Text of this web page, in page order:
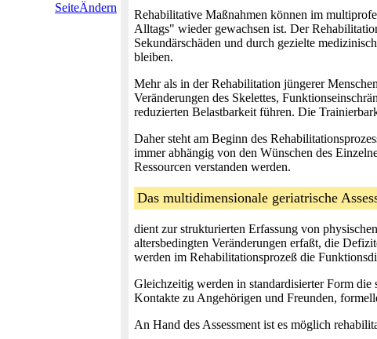
SeiteÄndern
Rehabilitative Maßnahmen können im
Alltags" wieder gewachsen ist. Der
Sekundärschäden und durch gezielte
bleiben.
Mehr als in der Rehabilitation jüngerer
Veränderungen des Skelettes,
reduzierten Belastbarkeit führen. Die
Daher steht am Beginn des
immer abhängig von den Wünschen des
Ressourcen verstanden werden.
Das multidimensionale geriatrische
dient zur strukturierten Erfassung von
altersbedingten Veränderungen erfaßt, die
werden im Rehabilitationsprozeß die
Gleichzeitig werden in standardisierter Form
Kontakte zu Angehörigen und Freunden,
An Hand des Assessment ist es möglich